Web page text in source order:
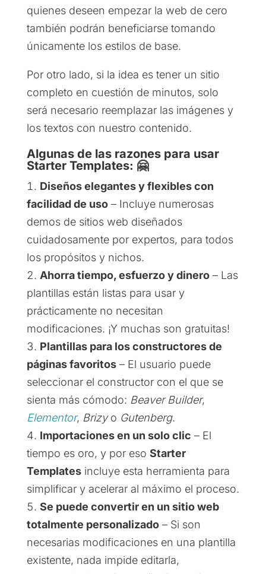
quienes deseen empezar la web de cero
también podrán beneficiarse tomando
únicamente los estilos de base.
Por otro lado, si la idea es tener un sitio
completo en cuestión de minutos, solo
será necesario reemplazar las imágenes y
los textos con nuestro contenido.
Algunas de las razones para usar
Starter Templates: 🤗
Diseños elegantes y flexibles con
facilidad de uso– Incluye numerosas
demos de sitios web diseñados
cuidadosamente por expertos, para todos
los propósitos y nichos.
Ahorra tiempo, esfuerzo y dinero– Las
plantillas están listas para usar y
prácticamente no necesitan
modificaciones. ¡Y muchas son gratuitas!
Plantillas para los constructores de
páginas favoritos– El usuario puede
seleccionar el constructor con el que se
sienta más cómodo: Beaver Builder,
Elementor, Brizyo Gutenberg.
Importaciones en un solo clic – El
tiempo es oro, y por eso Starter
Templatesincluye esta herramienta para
simplificar y acelerar al máximo el proceso.
Se puede convertir en un sitio web
totalmente personalizado– Si son
necesarias modificaciones en una plantilla
existente, nada impide editarla,